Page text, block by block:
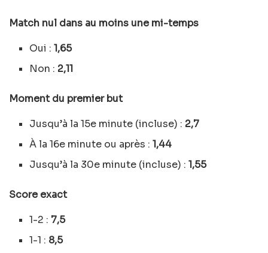
Match nul dans au moins une mi-temps
Oui :1,65
Non : 2,11
Moment du premier but
Jusqu’à la 15e minute (incluse) : 2,7
À la 16e minute ou après :1,44
Jusqu’à la 30e minute (incluse) :1,55
Score exact
1-2 : 7,5
1-1 : 8,5